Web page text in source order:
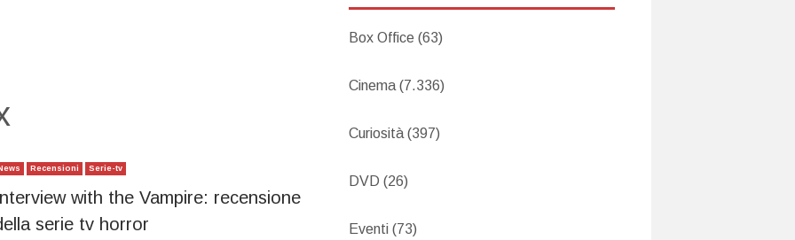
Recensioni Serie-tv
with the Vampire: recensione
serie tv horror
Box Office (63)
Cinema (7.336)
Curiosità (397)
DVD (26)
Eventi (73)